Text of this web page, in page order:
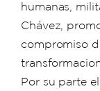
humanas,
Chávez,
compromiso
Por su parte